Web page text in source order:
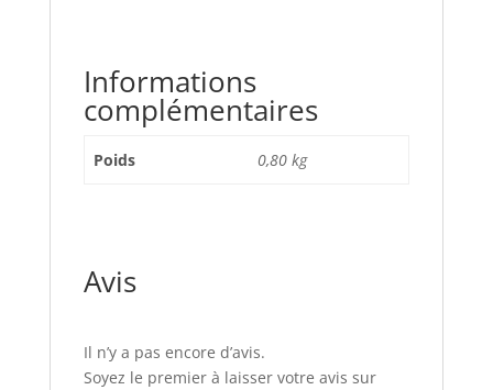
Informations
complémentaires
Poids 0,80 kg
Avis
Il n’y a pas encore d’avis.
Soyez le premier à laisser votre avis sur